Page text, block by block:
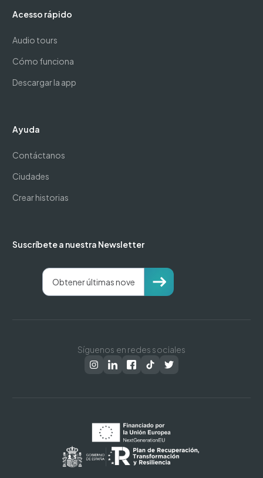
Acesso rápido
Audio tours
Cómo funciona
Descargar la app
Ayuda
Contáctanos
Ciudades
Crear historias
Suscríbete a nuestra Newsletter
Síguenos en redes sociales